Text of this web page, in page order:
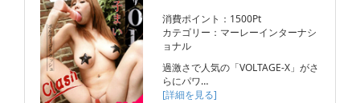
消費ポイント：1500Pt
カテゴリー：マーレーインターナシ
ョナル
過激さで人気の「VOLTAGE-X」がさ
らにパワ…
[詳細を見る]